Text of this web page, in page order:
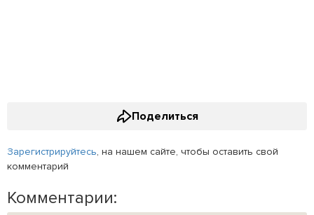
Поделиться
Зарегистрируйтесь, на нашем сайте, чтобы оставить свой
комментарий
Комментарии: